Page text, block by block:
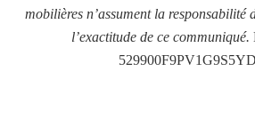
mobilières n’assument la responsabilité
l’exactitude de ce communiqué.